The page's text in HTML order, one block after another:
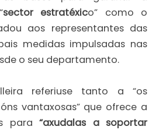
sector estratéxico” como o
aos representantes das
medidas impulsadas nas
o seu departamento.
referiuse tanto a “os
vantaxosas” que ofrece a
para “axudalas a soportar